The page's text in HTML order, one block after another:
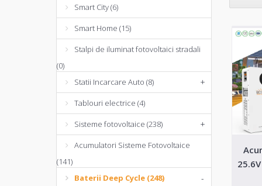
Smart City (6)
Smart Home (15)
Stalpi de iluminat fotovoltaici stradali
(0)
Statii Incarcare Auto (8)
+
Tablouri electrice (4)
Sisteme fotovoltaice (238)
+
Acumulatori Sisteme Fotovoltaice
(141)
Baterii Deep Cycle (248)
-
-36%